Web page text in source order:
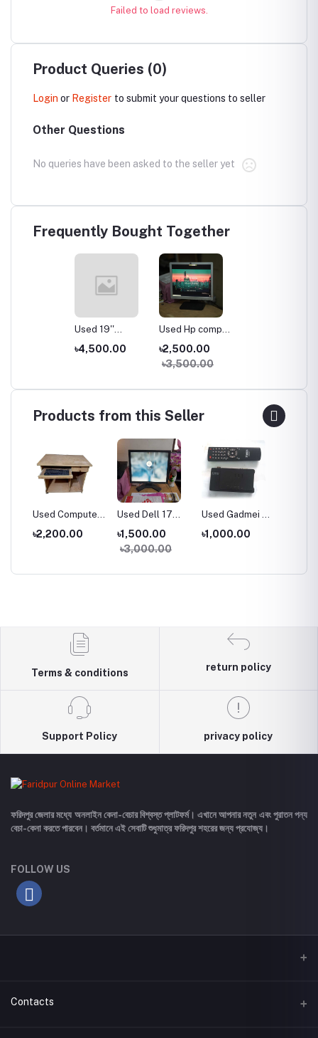
Failed to load reviews.
Product Queries (0)
Login or Register to submit your questions to seller
Other Questions
No queries have been asked to the seller yet
Frequently Bought Together
Used 19''
Samsung LED
Monitor
৳4,500.00
Used Hp compac
17 inch LCD
Monitor
৳2,500.00
৳3,500.00
Products from this Seller
Used Dell 17
Inch Monitor
৳1,500.00
Used Gadmei TV
Card
৳1,000.00
Used 19''
Samsung LED
Monitor
৳4,500.00
Terms & conditions
return policy
Support Policy privacy policy
ফরিদপুর জেলার মধ্যে অনলাইন কেনা-বেচার বিশ্বস্ত প্লাটফর্ম। এখানে আপনার নতুন এবং পুরাতন পন্য
বেচা-কেনা করতে পারবেন। বর্তমানে এই সেবাটি শুধুমাত্র ফরিদপুর শহরের জন্য প্রযোজ্য।
FOLLOW US
Contacts